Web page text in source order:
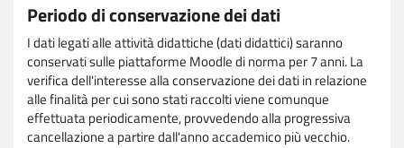
Periodo di conservazione dei dati
I dati legati alle attività didattiche (dati didattici) saranno
conservati sulle piattaforme Moodle di norma per 7 anni. La
verifica dell'interesse alla conservazione dei dati in relazione
alle finalità per cui sono stati raccolti viene comunque
effettuata periodicamente, provvedendo alla progressiva
cancellazione a partire dall'anno accademico più vecchio.